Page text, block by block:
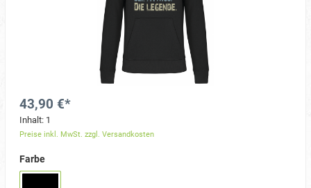
43,90 €*
Inhalt: 1
Preise inkl. MwSt. zzgl. Versandkosten
Farbe